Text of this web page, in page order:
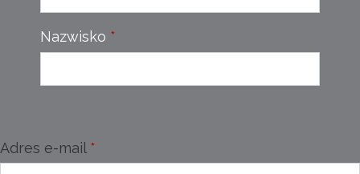
Nazwisko
Adres e-mail